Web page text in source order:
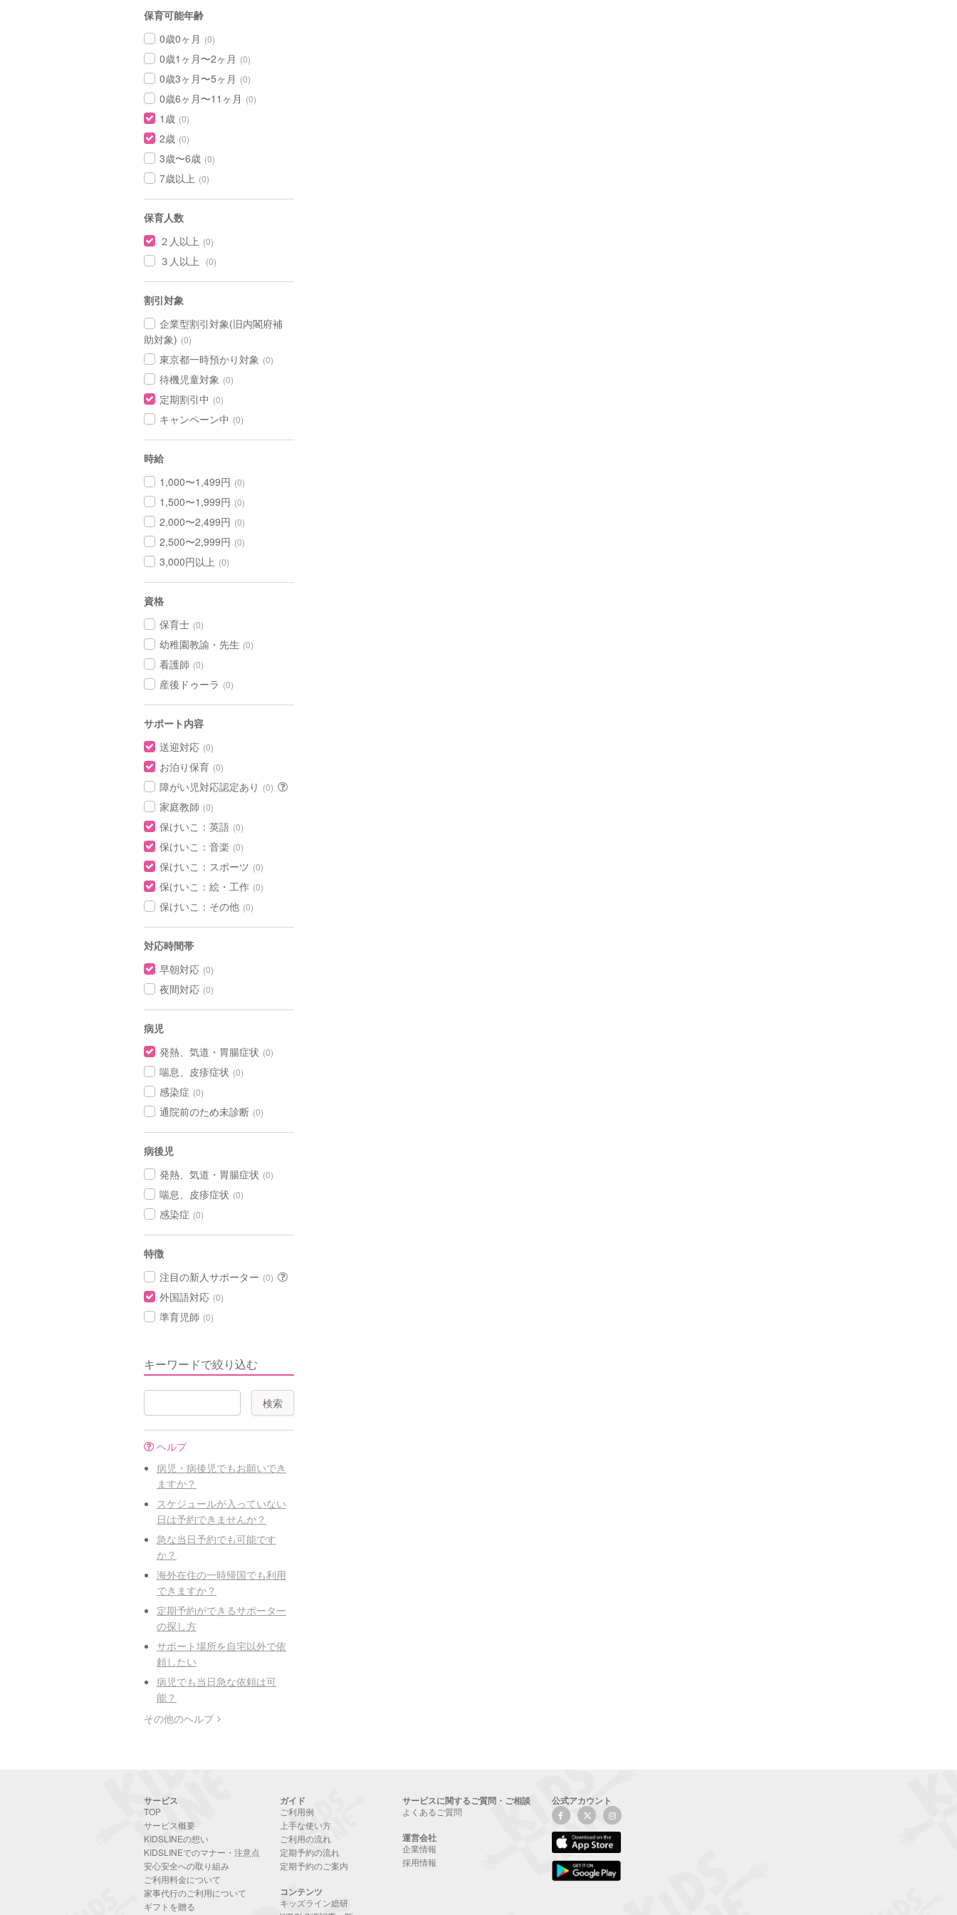
保育可能年齢
0歳0ヶ月 (0)
0歳1ヶ月〜2ヶ月 (0)
0歳3ヶ月〜5ヶ月 (0)
0歳6ヶ月〜11ヶ月 (0)
1歳 (0)
2歳 (0)
3歳〜6歳 (0)
7歳以上 (0)
保育人数
２人以上 (0)
３人以上 (0)
割引対象
企業型割引対象(旧内閣府補
助対象) (0)
東京都一時預かり対象 (0)
待機児童対象 (0)
定期割引中 (0)
キャンペーン中 (0)
時給
1,000〜1,499円 (0)
1,500〜1,999円 (0)
2,000〜2,499円 (0)
2,500〜2,999円 (0)
3,000円以上 (0)
資格
保育士 (0)
幼稚園教諭・先生 (0)
看護師 (0)
産後ドゥーラ (0)
サポート内容
送迎対応 (0)
お泊り保育 (0)
障がい児対応認定あり (0)
家庭教師 (0)
保けいこ：英語 (0)
保けいこ：音楽 (0)
保けいこ：スポーツ (0)
保けいこ：絵・工作 (0)
保けいこ：その他 (0)
対応時間帯
早朝対応 (0)
夜間対応 (0)
病児
発熱、気道・胃腸症状 (0)
喘息、皮疹症状 (0)
感染症 (0)
通院前のため未診断 (0)
病後児
発熱、気道・胃腸症状 (0)
喘息、皮疹症状 (0)
感染症 (0)
特徴
注目の新人サポーター (0)
外国語対応 (0)
準育児師 (0)
キーワードで絞り込む
ヘルプ
病児・病後児でもお願いでき
ますか？
スケジュールが入っていない
日は予約できませんか？
急な当日予約でも可能です
か？
海外在住の一時帰国でも利用
できますか？
定期予約ができるサポーター
の探し方
サポート場所を自宅以外で依
頼したい
病児でも当日急な依頼は可
能？
その他のヘルプ
サービス
TOP
サービス概要
KIDSLINEの想い
KIDSLINEでのマナー・注意点
安心安全への取り組み
ご利用料金について
家事代行のご利用について
ギフトを贈る
ガイド
ご利用例
上手な使い方
ご利用の流れ
定期予約の流れ
定期予約のご案内
コンテンツ
キッズライン総研
サービスに関するご質問・ご相談
よくあるご質問
運営会社
企業情報
採用情報
公式アカウント